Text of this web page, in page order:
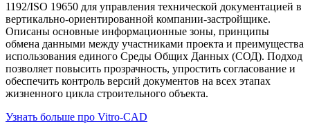
1192/ISO 19650 для управления технической документацией в
вертикально-ориентированной компании-застройщике.
Описаны основные информационные зоны, принципы
обмена данными между участниками проекта и преимущества
использования единого Среды Общих Данных (СОД). Подход
позволяет повысить прозрачность, упростить согласование и
обеспечить контроль версий документов на всех этапах
жизненного цикла строительного объекта.
Узнать больше про Vitro-CAD